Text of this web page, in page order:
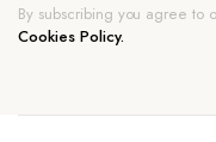
By subscribing you agree to
Cookies Policy.